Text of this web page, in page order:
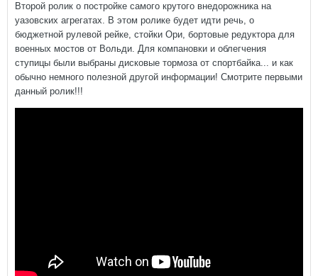
Второй ролик о постройке самого крутого внедорожника на
уазовских агрегатах. В этом ролике будет идти речь, о
бюджетной рулевой рейке, стойки Ори, бортовые редуктора для
военных мостов от Вольди. Для компановки и облегчения
ступицы были выбраны дисковые тормоза от спортбайка... и как
обычно немного полезной другой информации! Смотрите первыми
данный ролик!!!